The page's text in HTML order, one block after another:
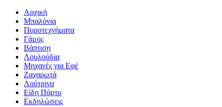
Αρχική
Μπαλόνια
Πυροτεχνήματα
Γάμος
Βάπτιση
Λουλούδια
Μηχανές για Εφέ
Ζαχαρωτά
Λούτρινα
Είδη Πάρτυ
Εκδηλώσεις